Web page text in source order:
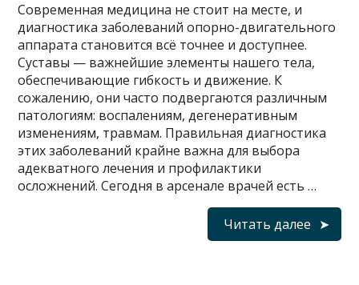
Современная медицина не стоит на месте, и
диагностика заболеваний опорно-двигательного
аппарата становится всё точнее и доступнее.
Суставы — важнейшие элементы нашего тела,
обеспечивающие гибкость и движение. К
сожалению, они часто подвергаются различным
патологиям: воспалениям, дегенеративным
изменениям, травмам. Правильная диагностика
этих заболеваний крайне важна для выбора
адекватного лечения и профилактики
осложнений. Сегодня в арсенале врачей есть …
Читать далее